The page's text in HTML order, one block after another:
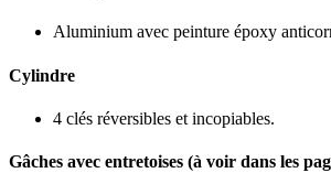
Aluminium avec peinture époxy
Cylindre
4 clés réversibles et incopiables.
Gâches avec entretoises (à voir dans les